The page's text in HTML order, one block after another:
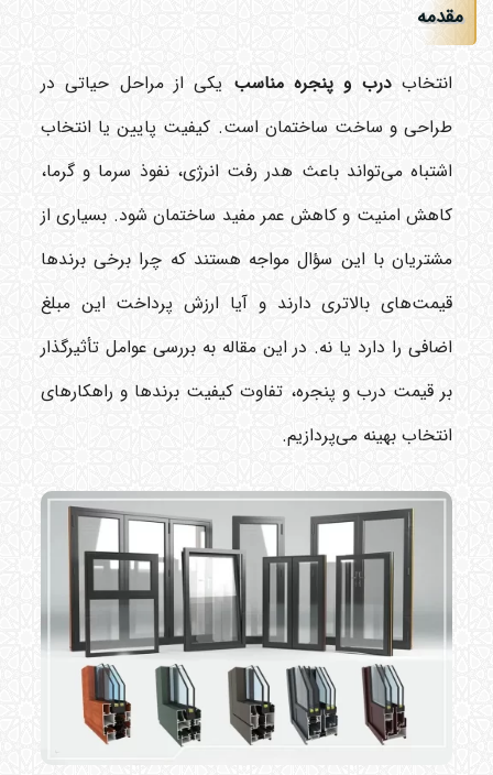
مقدمه
انتخابدرب و پنجره مناسب یکی از مراحل حیاتی در
طراحی و ساخت ساختمان است. کیفیت پایین یا انتخاب
اشتباه می‌تواند باعث هدر رفت انرژی، نفوذ سرما و گرما،
کاهش امنیت و کاهش عمر مفید ساختمان شود. بسیاری از
مشتریان با این سؤال مواجه هستند که چرا برخی برندها
قیمت‌های بالاتری دارند و آیا ارزش پرداخت این مبلغ
اضافی را دارد یا نه. در این مقاله به بررسی عوامل تأثیرگذار
بر قیمت درب و پنجره، تفاوت کیفیت برندها و راهکارهای
انتخاب بهینه می‌پردازیم.